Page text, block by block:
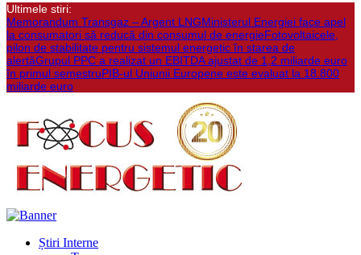
Ultimele stiri:
Memorandum Transgaz – Argent LNGMinisterul Energiei face apel
la consumatori să reducă din consumul de energieFotovoltaicele,
pilon de stabilitate pentru sistemul energetic în starea de
alertăGrupul PPC a realizat un EBITDA ajustat de 1,2 miliarde euro
în primul semestruPIB-ul Uniunii Europene este evaluat la 18.800
miliarde euro
Știri Interne